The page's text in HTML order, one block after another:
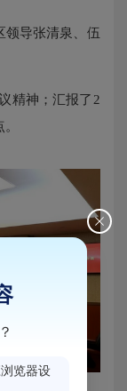
导张清泉、伍
精神；汇报了2
览器设